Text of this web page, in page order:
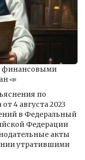
финансовыми
📣
по
4 августа 2023
в Федеральный
Федерации
акты
утратившими